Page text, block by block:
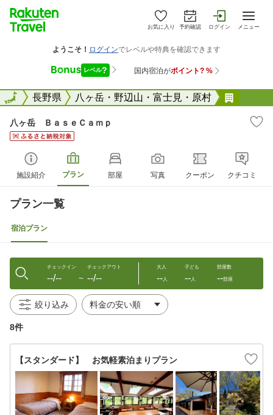
お気に入り 予約確認 ログイン メニュー
全国長野県 八ヶ岳・野辺山・富士見・原村
全国
八ヶ岳 ＢａｓｅＣａｍｐ
施設紹介 プラン 部屋 写真 クーポン クチコミ
プラン一覧
宿泊プラン
チェックイン
--/-- 〜
チェックアウト
--/--
大人
--人
子ども
--人
部屋数
--部屋
絞り込み
8件
【スタンダード】 お気軽素泊まりプラン